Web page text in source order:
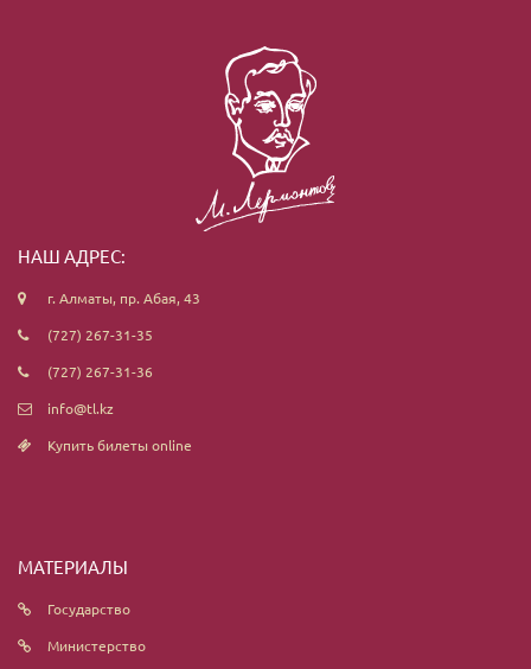
НАШ АДРЕС:
г. Алматы, пр. Абая, 43
(727) 267-31-35
(727) 267-31-36
info@tl.kz
Купить билеты online
МАТЕРИАЛЫ
Государство
Министерство